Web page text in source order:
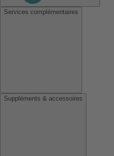
Services complémentaires
Suppléments & accessoires